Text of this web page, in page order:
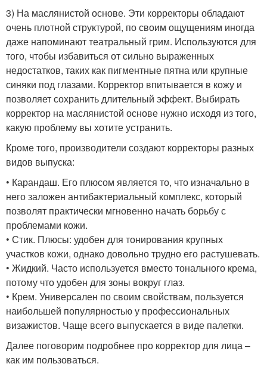
3) На маслянистой основе. Эти корректоры обладают
очень плотной структурой, по своим ощущениям иногда
даже напоминают театральный грим. Используются для
того, чтобы избавиться от сильно выраженных
недостатков, таких как пигментные пятна или крупные
синяки под глазами. Корректор впитывается в кожу и
позволяет сохранить длительный эффект. Выбирать
корректор на маслянистой основе нужно исходя из того,
какую проблему вы хотите устранить.
Кроме того, производители создают корректоры разных
видов выпуска:
• Карандаш. Его плюсом является то, что изначально в
него заложен антибактериальный комплекс, который
позволят практически мгновенно начать борьбу с
проблемами кожи.
• Стик. Плюсы: удобен для тонирования крупных
участков кожи, однако довольно трудно его растушевать.
• Жидкий. Часто используется вместо тонального крема,
потому что удобен для зоны вокруг глаз.
• Крем. Универсален по своим свойствам, пользуется
наибольшей популярностью у профессиональных
визажистов. Чаще всего выпускается в виде палетки.
Далее поговорим подробнее про корректор для лица –
как им пользоваться.